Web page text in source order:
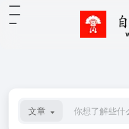
文章